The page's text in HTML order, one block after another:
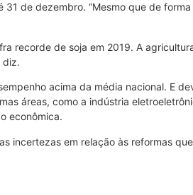
de dezembro. “Mesmo que de
recorde de soja em 2019. A
diz.
acima da média nacional. E
áreas, como a indústria
econômica.
incertezas em relação às reformas